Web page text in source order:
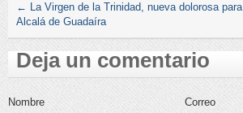
← La Virgen de la Trinidad, nueva dolorosa para
Alcalá de Guadaíra
Deja un comentario
Nombre Correo